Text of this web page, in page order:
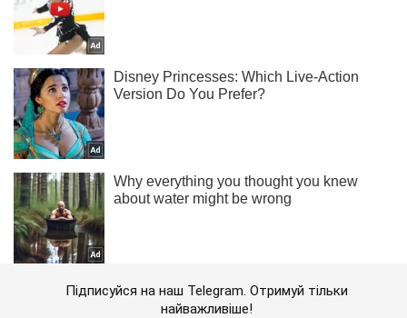
Підписуйся на наш Telegram. Отримуй тільки
найважливіше!